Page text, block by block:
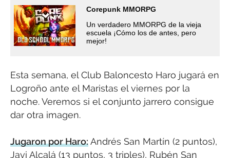
Corepunk MMORPG
Un verdadero MMORPG de la vieja
escuela ¡Cómo los de antes, pero
mejor!
Esta semana, el Club Baloncesto Haro jugará en
Logroño ante el Maristas el viernes por la
noche. Veremos si el conjunto jarrero consigue
dar otra imagen.
Jugaron por Haro:Andrés San Martín (2 puntos),
Javi Alcalá (13 puntos, 3 triples), Rubén San